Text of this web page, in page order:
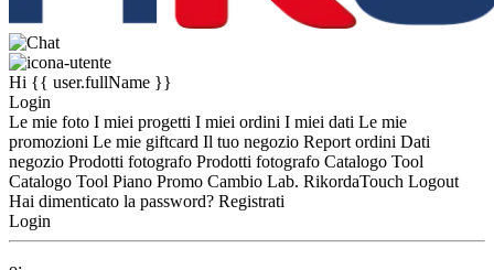
Hi {{ user.fullName }}
Login
Le mie foto I miei progetti I miei ordini I miei dati Le mie
promozioni Le mie giftcard Il tuo negozio Report ordini Dati
negozio Prodotti fotografo Prodotti fotografo Catalogo Tool
Catalogo Tool Piano Promo Cambio Lab. RikordaTouch Logout
Hai dimenticato la password? Registrati
Login